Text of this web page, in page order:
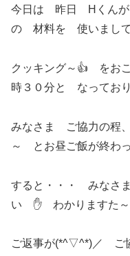
今日は 昨日 Hくん
の 材料を 使いまし
クッキング～👍 をお
時３０分と なってお
みなさま ご協力の程
～ とお昼ご飯が終わ
すると・・・ みな
い ✋ わかりますた
ご返事が(*^▽^*)／ ご